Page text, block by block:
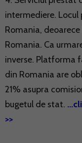
intermediere.
Romania,
Romania. Ca
inverse. Platforma
din Romania are
21% asupra
bugetul de stat.
>>